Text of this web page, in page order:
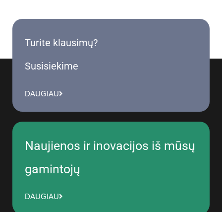
Turite klausimų?
Susisiekime
DAUGIAU
Naujienos ir inovacijos iš mūsų
gamintojų
DAUGIAU